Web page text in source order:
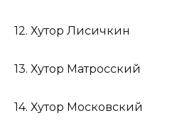
12. Хутор Лисичкин
13. Хутор Матросский
14. Хутор Московский